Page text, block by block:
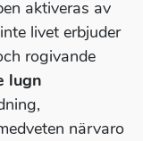
aktiveras av
livet erbjuder
rogivande
lugn
närvaro